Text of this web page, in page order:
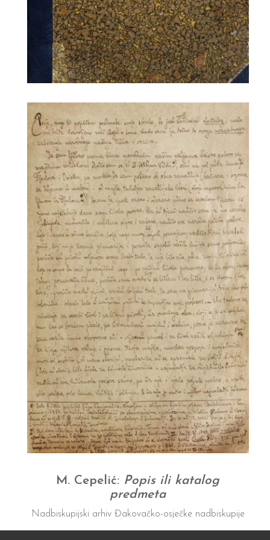
M. Cepelić: Popis ili katalog
predmeta
Nadbiskupijski arhiv Đakovačko-osječke nadbiskupije